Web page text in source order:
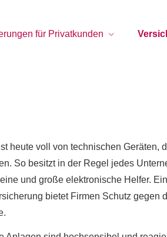
für Privatkunden
heute voll von technischen Geräten,
So besitzt in der Regel jedes
und große elektronische Helfer.
bietet Firmen Schutz gegen